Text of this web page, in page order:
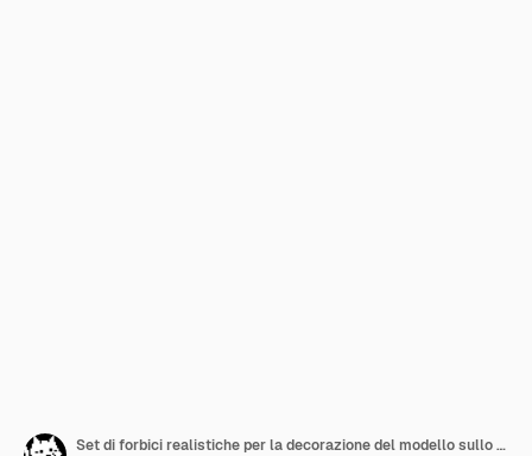
Set di forbici realistiche per la decorazione del modello sullo sfondo trasparente.